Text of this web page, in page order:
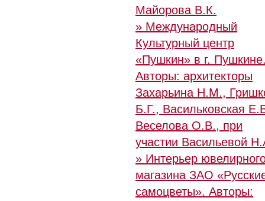
Майорова В.К.
» Международный
Культурный центр
«Пушкин» в г.
Авторы: архитекторы
Захарьина Н.М.,
Б.Г., Васильковская
Веселова О.В., при
участии Васильевой
» Интерьер
магазина ЗАО
самоцветы». Авторы: